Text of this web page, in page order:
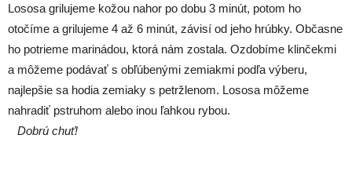
Lososa grilujeme kožou nahor po dobu 3 minút, potom ho
otočíme a grilujeme 4 až 6 minút, závisí od jeho hrúbky. Občasne
ho potrieme marinádou, ktorá nám zostala. Ozdobíme klinčekmi
a môžeme podávať s obľúbenými zemiakmi podľa výberu,
najlepšie sa hodia zemiaky s petržlenom. Lososa môžeme
nahradiť pstruhom alebo inou ľahkou rybou.
Dobrú chuť!